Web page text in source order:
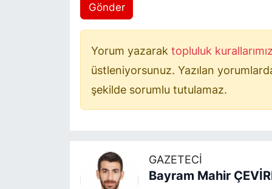
Gönder
Yorum yazarak topluluk
üstleniyorsunuz. Yazılan
şekilde sorumlu tutulamaz.
GAZETECI
Bayram Mahir